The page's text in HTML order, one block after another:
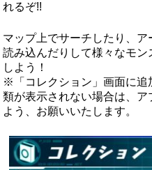
れるぞ!!
マップ上でサーチしたり、
読み込んだりして様々なモ
しよう！
※「コレクション」画面に追
類が表示されない場合は、
よう、お願いいたします。